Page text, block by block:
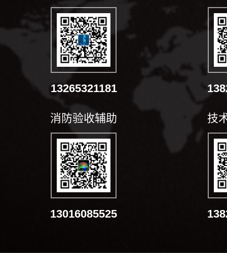
13265321181
消防验收辅助
13016085525
技